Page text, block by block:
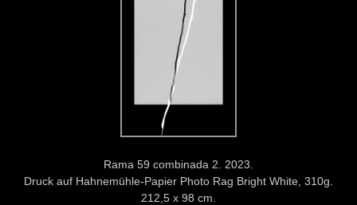
Rama 59 combinada 2. 2023.
Druck auf Hahnemühle-Papier Photo Rag Bright White, 310g.
212,5 x 98 cm.